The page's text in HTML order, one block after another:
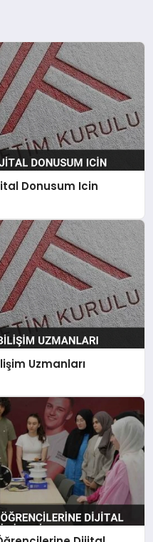
Donusum Icin
Uzmanları